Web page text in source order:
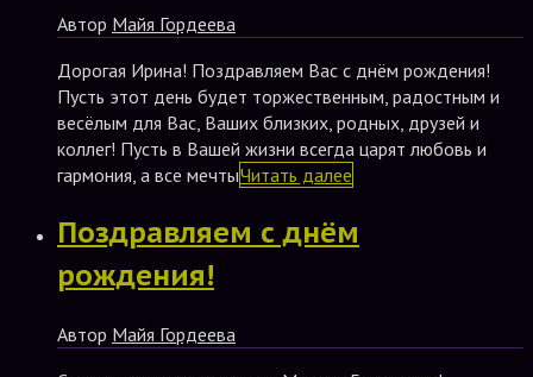
Автор Майя Гордеева
Дорогая Ирина! Поздравляем Вас с днём рождения!
Пусть этот день будет торжественным, радостным и
весёлым для Вас, Ваших близких, родных, друзей и
коллег! Пусть в Вашей жизни всегда царят любовь и
гармония, а все мечтыЧитать далее
Поздравляем с днём
рождения!
Автор Майя Гордеева